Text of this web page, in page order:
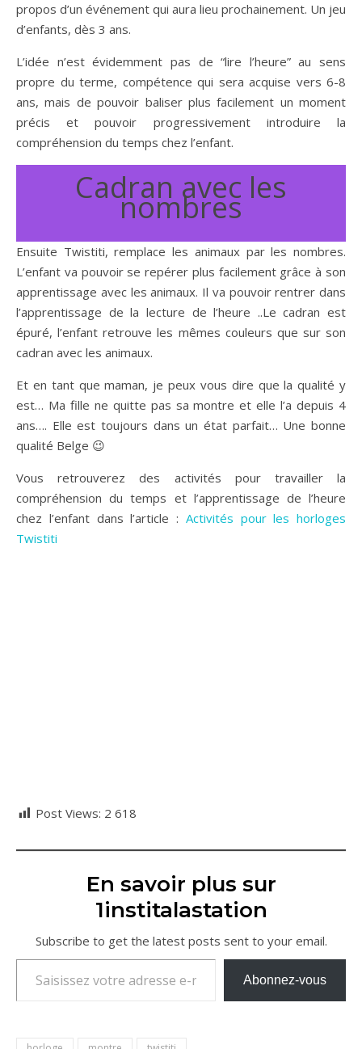
propos d’un événement qui aura lieu prochainement. Un jeu
d’enfants, dès 3 ans.
L’idée n’est évidemment pas de “lire l’heure” au sens
propre du terme, compétence qui sera acquise vers 6-8
ans, mais de pouvoir baliser plus facilement un moment
précis et pouvoir progressivement introduire la
compréhension du temps chez l’enfant.
Cadran avec les
nombres
Ensuite Twistiti, remplace les animaux par les nombres.
L’enfant va pouvoir se repérer plus facilement grâce à son
apprentissage avec les animaux. Il va pouvoir rentrer dans
l’apprentissage de la lecture de l’heure ..Le cadran est
épuré, l’enfant retrouve les mêmes couleurs que sur son
cadran avec les animaux.
Et en tant que maman, je peux vous dire que la qualité y
est… Ma fille ne quitte pas sa montre et elle l’a depuis 4
ans…. Elle est toujours dans un état parfait… Une bonne
qualité Belge 😉
Vous retrouverez des activités pour travailler la
compréhension du temps et l’apprentissage de l’heure
chez l’enfant dans l’article : Activités pour les horloges
Twistiti
Post Views: 2 618
En savoir plus sur
1institalastation
Subscribe to get the latest posts sent to your email.
Saisissez votre adresse e-mail…
Abonnez-vous